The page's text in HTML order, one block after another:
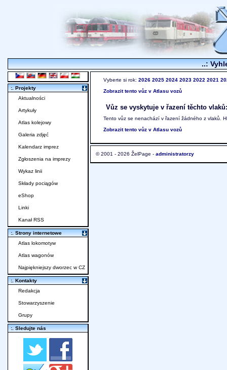
..:
Vyberte si rok: 2026 2025 2024 2023 2022 2021
Zobrazit tento vůz v Atlasu vozů
Vůz se vyskytuje v řazení těchto vlaků:
Tento vůz se nenachází v řazení žádného z vlaků.
Zobrazit tento vůz v Atlasu vozů
© 2001 - 2026 ŽelPage - administratorzy
:. Projekty
Aktualności
Artykuły
Atlas kolejowy
Galeria zdjęć
Kalendarz imprez
Zgłoszenia na imprezy
Wykaz linii
Składy pociągów
eShop
Linki
Kanał RSS
:. Strony internetowe
Atlas lokomotyw
Atlas wagonów
Najpiękniejszy dworzec w CZ
:. Kontakty
Redakcja
Stowarzyszenie
Grupy
:. Sledujte nás